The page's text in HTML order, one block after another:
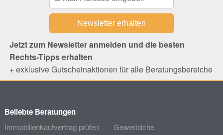
Jetzt zum Newsletter anmelden und die besten
Rechts-Tipps erhalten
+ exklusive Gutscheinaktionen für alle Beratungsbereiche
Beliebte Beratungen
Immobilienkaufvertrag prüfen
Gewerbliche